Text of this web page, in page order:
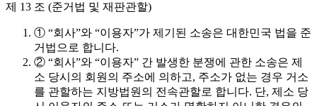
제 13 조 (준거법 및 재판관할)
① “회사”와 “이용자”가 제기된 소송은 대한민국 법을 준
거법으로 합니다.
② “회사”와 “이용자” 간 발생한 분쟁에 관한 소송은 제
소 당시의 회원의 주소에 의하고, 주소가 없는 경우 거소
를 관할하는 지방법원의 전속관할로 합니다. 단, 제소 당